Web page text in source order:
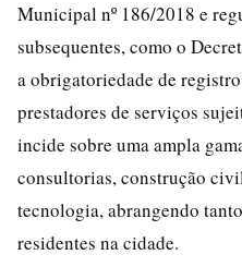
Municipal nº 186/2018 e
subsequentes, como o
a obrigatoriedade de
prestadores de serviços
incide sobre uma ampla
consultorias, construção
tecnologia, abrangendo
residentes na cidade.